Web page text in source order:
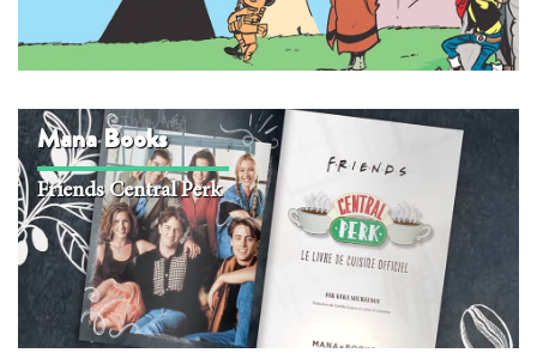
Mana Books
Friends Central Perk